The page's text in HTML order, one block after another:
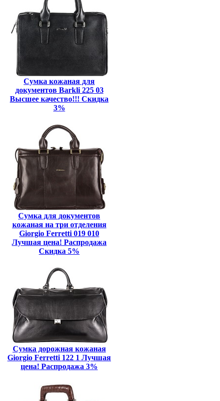
Сумка кожаная для
документов Barkli 225 03
Высшее качество!!! Скидка
3%
Сумка для документов
кожаная на три отделения
Giorgio Ferretti 019 010
Лучшая цена! Распродажа
Скидка 5%
Сумка дорожная кожаная
Giorgio Ferretti 122 1 Лучшая
цена! Распродажа 3%